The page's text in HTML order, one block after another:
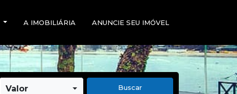
A IMOBILIÁRIA ANUNCIE SEU IMÓVEL
Valor Buscar